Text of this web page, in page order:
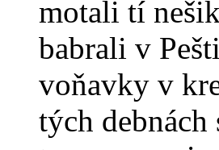
motali tí
babrali v
voňavky v
tých